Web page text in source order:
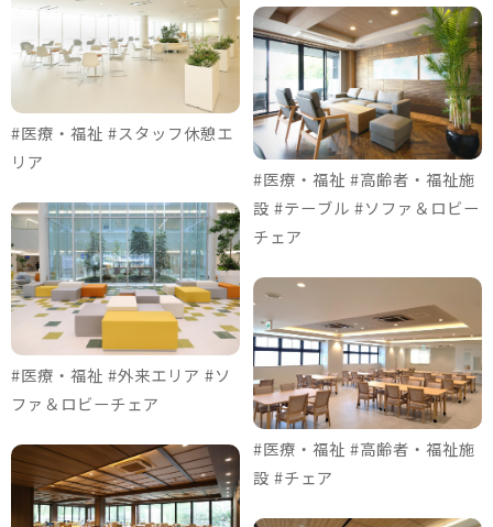
#医療・福祉 #スタッフ休憩エ
リア
#医療・福祉 #外来エリア #ソ
ファ＆ロビーチェア
#医療・福祉 #高齢者・福祉施
設 #テーブル #ソファ＆ロビー
チェア
#医療・福祉 #高齢者・福祉施
設 #チェア